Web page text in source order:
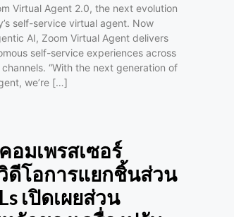
Virtual Agent 2.0, the next evolution
self-service virtual agent. Now
AI, Zoom Virtual Agent delivers
self-service experiences across
“With the next generation of
we’re […]
อมเพรสเซอร์
ดีโอการแยกชิ้นส่วน
เปิดเผยส่วน